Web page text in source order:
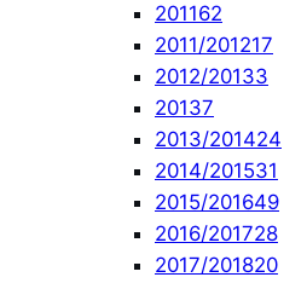
201162
2011/201217
2012/20133
20137
2013/201424
2014/201531
2015/201649
2016/201728
2017/201820